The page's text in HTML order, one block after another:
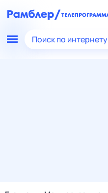
Поиск по интернету